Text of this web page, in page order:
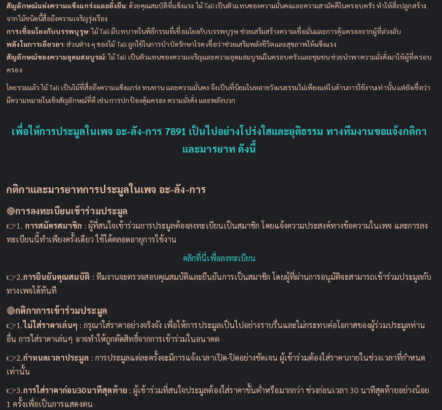
สัญลักษณ์แห่งความแข็งแกร่งและยั่งยืน: ด้วยคุณสมบัติที่แข็งแรง ไม้ Tali เป็นตัวแทนของความมั่นคงและความสามัคคีในครอบครัว ทำให้สิ่งปลูกสร้าง
จากไม้ชนิดนี้สื่อถึงความเจริญรุ่งเรือง
การเชื่อมโยงกับบรรพบุรุษ: ไม้ Tali มีบทบาทในพิธีกรรมที่เชื่อมโยงกับบรรพบุรุษ ช่วยเสริมสร้างความเชื่อมั่นและการคุ้มครองจากผู้ที่ล่วงลับ
พลังในการเยียวยา: ส่วนต่าง ๆ ของไม้ Tali ถูกใช้ในการบำบัดรักษาโรค เชื่อว่าช่วยเสริมพลังชีวิตและสุขภาพให้แข็งแรง
สัญลักษณ์ของความอุดมสมบูรณ์: ไม้ Tali เป็นตัวแทนของความเจริญและความอุดมสมบูรณ์ในครอบครัวและชุมชน ช่วยนำพาความมั่งคั่งมาให้ผู้ที่ครอบ
ครอง
โดยรวมแล้ว ไม้ Tali เป็นไม้ที่สื่อถึงความแข็งแกร่ง ทนทาน และความมั่นคง จึงเป็นที่นิยมในหลายวัฒนธรรมไม่เพียงแต่ในด้านการใช้งานเท่านั้น แต่ยังเชื่อว่า
มีความหมายในเชิงสัญลักษณ์ที่ดี เช่น การปกป้องคุ้มครอง ความมั่งคั่ง และพลังบวก
เพื่อให้การประมูลในเพจ อะ-ลัง-การ 7891 เป็นไปอย่างโปร่งใสและยุติธรรม ทางทีมงานขอแจ้งกติกา
และมารยาท ดังนี้
กติกาและมารยาทการประมูลในเพจ อะ-ลัง-การ
🔴การลงทะเบียนเข้าร่วมประมูล
👉1. การสมัครสมาชิก : ผู้ที่สนใจเข้าร่วมการประมูลต้องลงทะเบียนเป็นสมาชิก โดยแจ้งความประสงค์ทางข้อความในเพจ และการลง
ทะเบียนนี้ทำเพียงครั้งเดียว ใช้ได้ตลอดอายุการใช้งาน
คลิกที่นี่เพื่อลงทะเบียน
👉2.การยืนยันคุณสมบัติ : ทีมงานจะตรวจสอบคุณสมบัติและยืนยันการเป็นสมาชิก โดยผู้ที่ผ่านการอนุมัติจะสามารถเข้าร่วมประมูลกับ
ทางเพจได้ทันที
🔴กติกาการเข้าร่วมประมูล
👉1.ไม่ใส่ราคาเล่นๆ : กรุณาใส่ราคาอย่างจริงจัง เพื่อให้การประมูลเป็นไปอย่างราบรื่นและไม่กระทบต่อโอกาสของผู้ร่วมประมูลท่าน
อื่น การใส่ราคาเล่นๆ อาจทำให้ถูกตัดสิทธิ์จากการเข้าร่วมในอนาคต
👉2.กำหนดเวลาประมูล : การประมูลแต่ละครั้งจะมีการแจ้งเวลาเปิด-ปิดอย่างชัดเจน ผู้เข้าร่วมต้องใส่ราคาภายในช่วงเวลาที่กำหนด
เท่านั้น
👉3.การใส่ราคาก่อน30นาทีสุดท้าย : ผู้เข้าร่วมที่สนใจประมูลต้องใส่ราคาขั้นต่ำหรือมากกว่า ช่วงก่อนเวลา 30 นาทีสุดท้ายอย่างน้อย
1 ครั้งเพื่อเป็นการแสดงตน